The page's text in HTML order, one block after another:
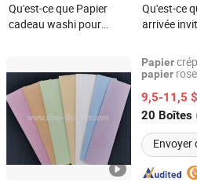
Qu'est-ce que Papier
cadeau washi pour
papier Yuzen, papier
origami
Qu'est-ce
arrivée
boîte en
miroir
RSVP
Papier
papier rose
9,5-11,5
20 Boîtes
Envoyer
Qingdao Newxinker International
Shandong, China